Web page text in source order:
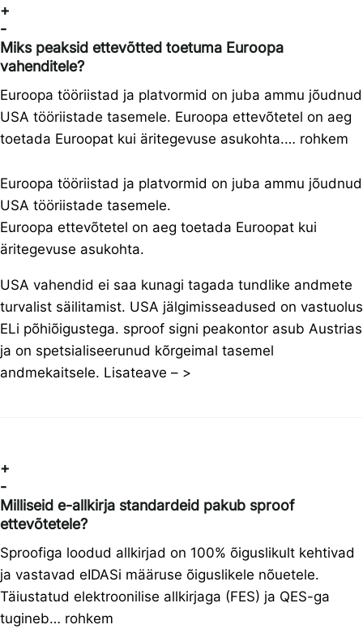
+
-
Miks peaksid ettevõtted toetuma Euroopa
vahenditele?
Euroopa tööriistad ja platvormid on juba ammu jõudnud
USA tööriistade tasemele. Euroopa ettevõtetel on aeg
toetada Euroopat kui äritegevuse asukohta.… rohkem
Euroopa tööriistad ja platvormid on juba ammu jõudnud
USA tööriistade tasemele.
Euroopa ettevõtetel on aeg toetada Euroopat kui
äritegevuse asukohta.
USA vahendid ei saa kunagi tagada tundlike andmete
turvalist säilitamist. USA jälgimisseadused on vastuolus
ELi põhiõigustega. sproof signi peakontor asub Austrias
ja on spetsialiseerunud kõrgeimal tasemel
andmekaitsele. Lisateave – >
+
-
Milliseid e-allkirja standardeid pakub sproof
ettevõtetele?
Sproofiga loodud allkirjad on 100% õiguslikult kehtivad
ja vastavad eIDASi määruse õiguslikele nõuetele.
Täiustatud elektroonilise allkirjaga (FES) ja QES-ga
tugineb… rohkem